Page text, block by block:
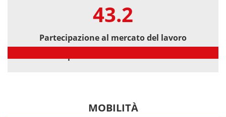
43.2
Partecipazione al mercato del lavoro
MOBILITÀ